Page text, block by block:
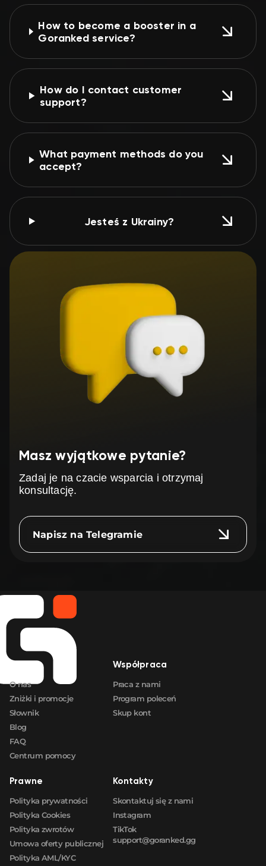
How to become a booster in a
Goranked service?
How do I contact customer
support?
What payment methods do you
accept?
Jesteś z Ukrainy?
Masz wyjątkowe pytanie?
Zadaj je na czacie wsparcia i otrzymaj
konsultację.
Napisz na Telegramie
Firma
O nas
Zniżki i promocje
Słownik
Blog
FAQ
Centrum pomocy
Współpraca
Praca z nami
Program poleceń
Skup kont
Prawne
Polityka prywatności
Polityka Cookies
Polityka zwrotów
Umowa oferty publicznej
Polityka AML/KYC
Kontakty
Skontaktuj się z nami
Instagram
TikTok
support@goranked.gg